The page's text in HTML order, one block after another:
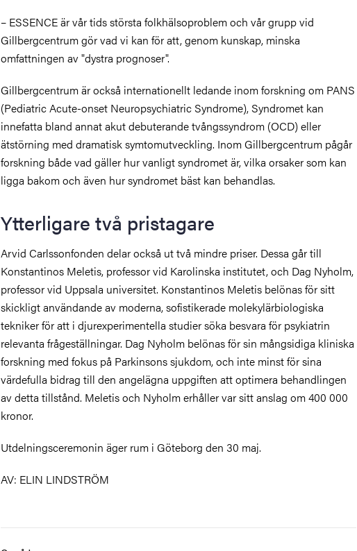
– ESSENCE är vår tids största folkhälsoproblem och vår grupp vid
Gillbergcentrum gör vad vi kan för att, genom kunskap, minska
omfattningen av "dystra prognoser".
Gillbergcentrum är också internationellt ledande inom forskning om PANS
(Pediatric Acute-onset Neuropsychiatric Syndrome), Syndromet kan
innefatta bland annat akut debuterande tvångssyndrom (OCD) eller
ätstörning med dramatisk symtomutveckling. Inom Gillbergcentrum pågår
forskning både vad gäller hur vanligt syndromet är, vilka orsaker som kan
ligga bakom och även hur syndromet bäst kan behandlas.
Ytterligare två pristagare
Arvid Carlssonfonden delar också ut två mindre priser. Dessa går till
Konstantinos Meletis, professor vid Karolinska institutet, och Dag Nyholm,
professor vid Uppsala universitet. Konstantinos Meletis belönas för sitt
skickligt användande av moderna, sofistikerade molekylärbiologiska
tekniker för att i djurexperimentella studier söka besvara för psykiatrin
relevanta frågeställningar. Dag Nyholm belönas för sin mångsidiga kliniska
forskning med fokus på Parkinsons sjukdom, och inte minst för sina
värdefulla bidrag till den angelägna uppgiften att optimera behandlingen
av detta tillstånd. Meletis och Nyholm erhåller var sitt anslag om 400 000
kronor.
Utdelningsceremonin äger rum i Göteborg den 30 maj.
AV: ELIN LINDSTRÖM